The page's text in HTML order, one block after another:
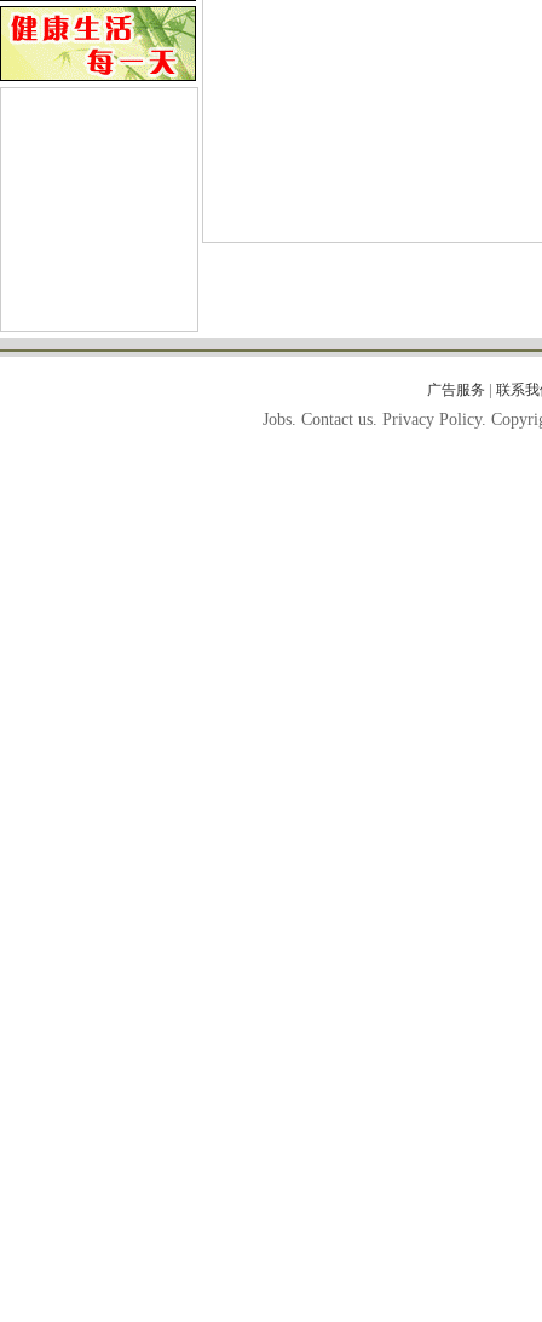
广告服务 | 联系
Jobs. Contact us. Privacy Policy.